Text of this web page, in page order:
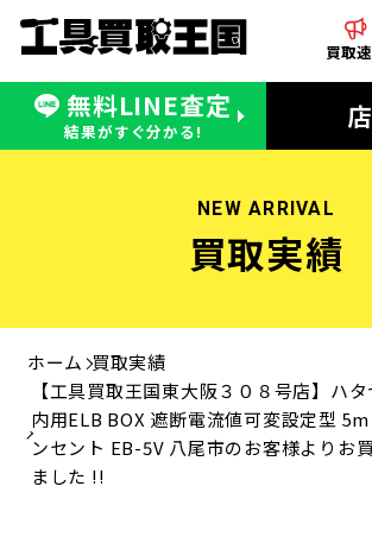
買取
無料LINE査定
結果がすぐ分かる!
無料LINE査定
受付：11:00〜19:00 木曜定休日
電
営業時
NEW ARRIVAL
買取実績
ホーム 買取実績
【工具買取王国東大阪３０８号店】ハ
内用ELB BOX 遮断電流値可変設定型
ンセント EB-5V 八尾市のお客様よりお
ました !!